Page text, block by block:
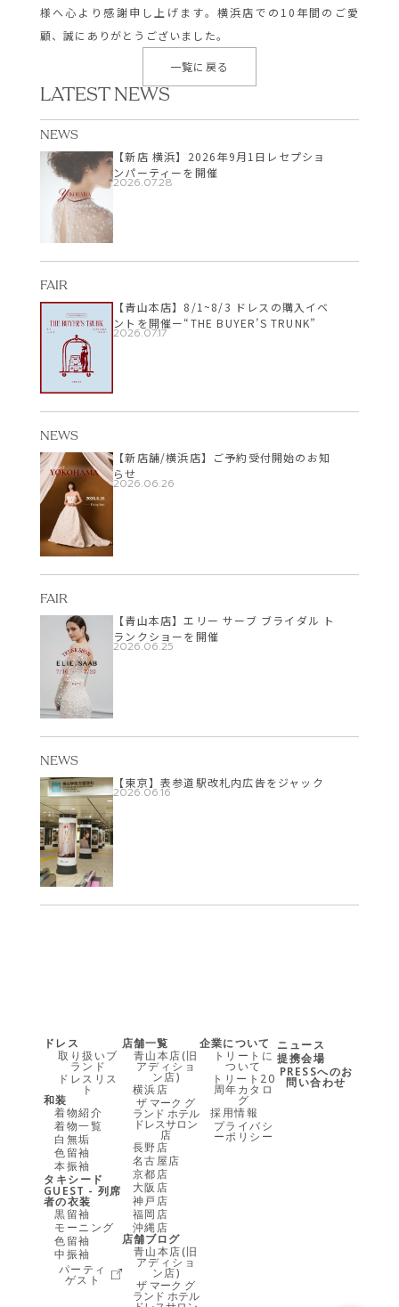
様へ心より感謝申し上げます。横浜店での10年間のご愛
顧、誠にありがとうございました。
一覧に戻る
LATEST NEWS
NEWS
【新店 横浜】2026年9月1日レセプショ
ンパーティーを開催
2026.07.28
FAIR
【青山本店】8/1~8/3 ドレスの購入イベ
ントを開催ー“THE BUYER’S TRUNK”
2026.07.17
NEWS
【新店舗/横浜店】ご予約受付開始のお知
らせ
2026.06.26
FAIR
【青山本店】エリー サーブ ブライダル ト
ランクショーを開催
2026.06.25
NEWS
【東京】表参道駅改札内広告をジャック
2026.06.16
ドレス
取り扱いブ
ランド
ドレスリス
ト
和装
着物紹介
着物一覧
白無垢
色留袖
本振袖
タキシード
GUEST - 列席
者の衣装
黒留袖
モーニング
色留袖
中振袖
パーティ
ゲスト
店舗一覧
青山本店(旧
アディショ
ン店)
横浜店
ザ マーク グ
ランド ホテル
ドレスサロン
店
長野店
名古屋店
京都店
大阪店
神戸店
福岡店
沖縄店
店舗ブログ
青山本店(旧
アディショ
ン店)
ザ マーク グ
ランド ホテル
企業について
トリートに
ついて
トリート20
周年カタロ
グ
採用情報
プライバシ
ーポリシー
ニュース
提携会場
PRESSへのお
問い合わせ